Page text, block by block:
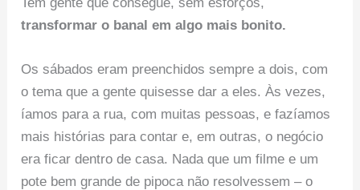
transformar o banal em algo mais bonito.
Os sábados eram preenchidos sempre a dois, com
o tema que a gente quisesse dar a eles. Às vezes,
íamos para a rua, com muitas pessoas, e fazíamos
mais histórias para contar e, em outras, o negócio
era ficar dentro de casa. Nada que um filme e um
pote bem grande de pipoca não resolvessem – o